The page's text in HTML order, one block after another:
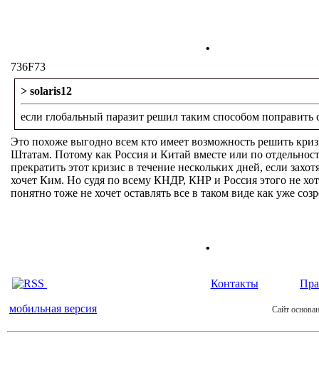
.
736F73
> solaris12
если глобальный паразит решил таким способом
Это похоже выгодно всем кто имеет возможность решить
Штатам. Потому как Россия и Китай вместе или по
прекратить этот кризис в течение нескольких дней, если
хочет Ким. Но судя по всему КНДР, КНР и Россия этого не
понятно тоже не хочет оставлять все в таком виде как уже
.
Контакты
мобильная версия Сайт